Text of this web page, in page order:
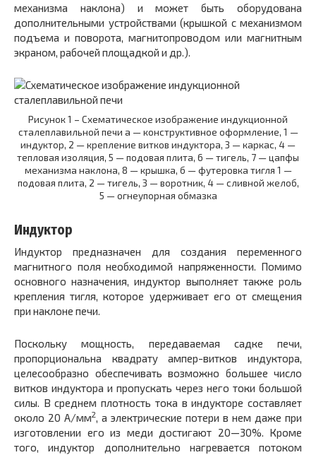
механизма наклона) и может быть оборудована
дополнительными устройствами (крышкой с механизмом
подъема и поворота, магнитопроводом или магнитным
экраном, рабочей площадкой и др.).
Рисунок 1 – Схематическое изображение индукционной
сталеплавильной печи а — конструктивное оформление, 1 —
индуктор, 2 — крепление витков индуктора, 3 — каркас, 4 —
тепловая изоляция, 5 — подовая плита, 6 — тигель, 7 — цапфы
механизма наклона, 8 — крышка, б — футеровка тигля 1 —
подовая плита, 2 — тигель, 3 — воротник, 4 — сливной желоб,
5 — огнеупорная обмазка
Индуктор
Индуктор предназначен для создания переменного
магнитного поля необходимой напряженности. Помимо
основного назначения, индуктор выполняет также роль
крепления тигля, которое удерживает его от смещения
при наклоне печи.
Поскольку мощность, передаваемая садке печи,
пропорциональна квадрату ампер-витков индуктора,
целесообразно обеспечивать возможно большее число
витков индуктора и пропускать через него токи большой
силы. В среднем плотность тока в индукторе составляет
около 20 А/мм2, а электрические потери в нем даже при
изготовлении его из меди достигают 20—30%. Кроме
того, индуктор дополнительно нагревается потоком